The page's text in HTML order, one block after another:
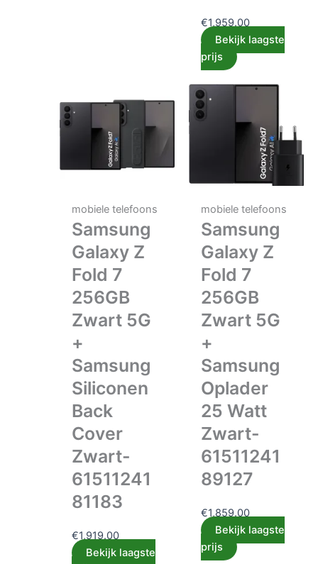
€1,959.00
Bekijk laagste
prijs
mobiele telefoons
Samsung
Galaxy Z
Fold 7
256GB
Zwart 5G
+
Samsung
Siliconen
Back
Cover
Zwart-
61511241
81183
€1,919.00
Bekijk laagste
mobiele telefoons
Samsung
Galaxy Z
Fold 7
256GB
Zwart 5G
+
Samsung
Oplader
25 Watt
Zwart-
61511241
89127
€1,859.00
Bekijk laagste
prijs